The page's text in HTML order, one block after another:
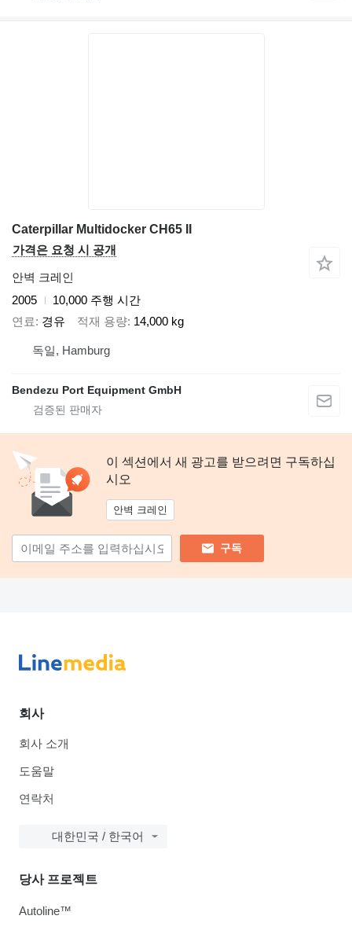
Caterpillar Multidocker CH65 II
가격은 요청 시 공개
안벽 크레인
2005
10,000 주행 시간
연료
경유 적재 용량 14,000 kg
독일, Hamburg
Bendezu Port Equipment GmbH
이 섹션에서 새 광고를 받으려면 구독하십
시오
안벽 크레인
구독
회사
회사 소개
도움말
연락처
대한민국 / 한국어
당사 프로젝트
Autoline™